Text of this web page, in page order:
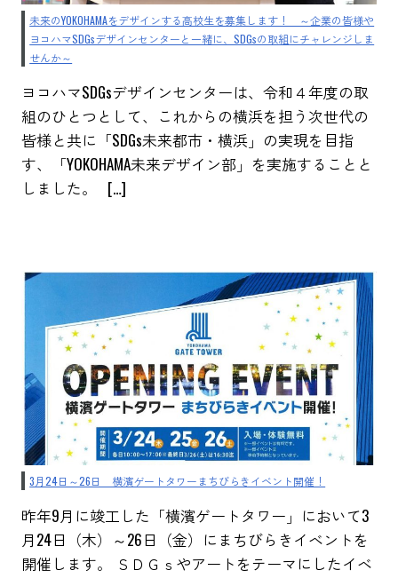
未来のYOKOHAMAをデザインする高校生を募集します！ ～企業の皆様や
ヨコハマSDGsデザインセンターと一緒に、SDGsの取組にチャレンジしま
せんか～
ヨコハマSDGsデザインセンターは、令和４年度の取
組のひとつとして、これからの横浜を担う次世代の
皆様と共に「SDGs未来都市・横浜」の実現を目指
す、「YOKOHAMA未来デザイン部」を実施することと
しました。 […]
3月24日～26日 横濱ゲートタワーまちびらきイベント開催！
昨年9月に竣工した「横濱ゲートタワー」において3
月24日（木）～26日（金）にまちびらきイベントを
開催します。 ＳＤＧｓやアートをテーマにしたイベ